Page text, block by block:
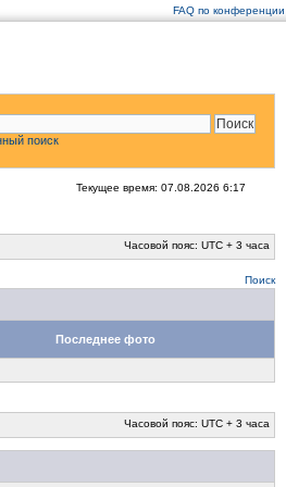
FAQ по конференции
поиск
Текущее время: 07.08.2026 6:17
Часовой пояс: UTC + 3 часа
Поиск
Последнее фото
Часовой пояс: UTC + 3 часа